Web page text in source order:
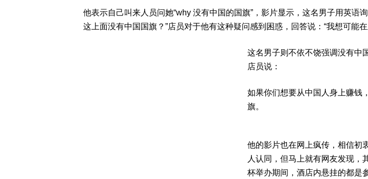
他表示自己叫来人员问她“why 没有中国的国旗”，影片显示，这名男子用英语
这上面没有中国国旗？”店员对于他有这种疑问感到困惑，回答说：“我想可能在
这名男子则不依不饶强调没有中
店员说：
如果你们想要从中国人身上赚钱
旗。
他的影片也在网上疯传，相信初
人认同，但马上就有网友发现，
杯举办期间，酒店内悬挂的都是